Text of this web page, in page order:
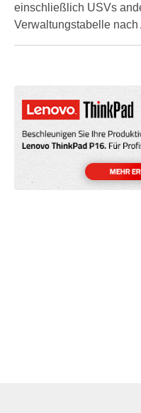
einschließlich USVs
Verwaltungstabelle